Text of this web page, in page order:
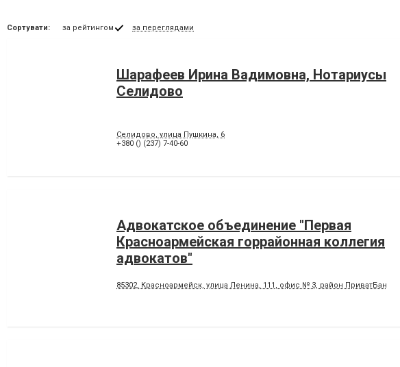
Сортувати: за рейтингом за переглядами
Шарафеев Ирина Вадимовна, Нотариусы
Селидово
Селидово, улица Пушкина, 6
+380 () (237) 7-40-60
Адвокатское объединение "Первая
Красноармейская горрайонная коллегия
адвокатов"
85302, Красноармейск, улица Ленина, 111, офис № 3, район ПриватБанка